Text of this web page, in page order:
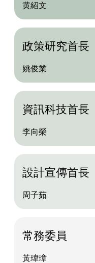
黄紹文
政策研究首長
姚俊業
資訊科技首長
李向榮
設計宣傳首長
周子茹
常務委員
黃瑋璋